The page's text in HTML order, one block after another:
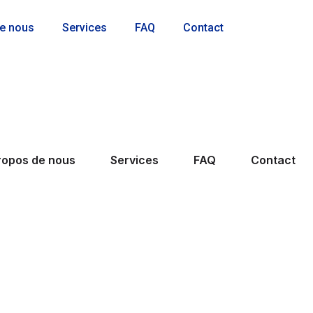
nous Services FAQ Contact
de nous Services FAQ Contact